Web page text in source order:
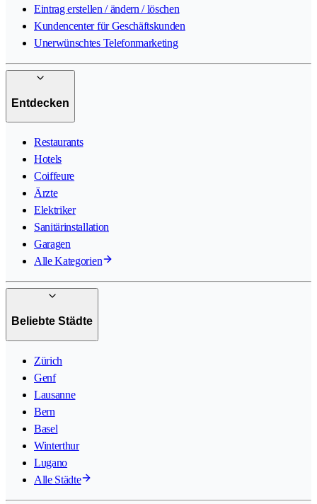
Eintrag erstellen / ändern / löschen
Kundencenter für Geschäftskunden
Unerwünschtes Telefonmarketing
Entdecken
Restaurants
Hotels
Coiffeure
Ärzte
Elektriker
Sanitärinstallation
Garagen
Alle Kategorien
Beliebte Städte
Zürich
Genf
Lausanne
Bern
Basel
Winterthur
Lugano
Alle Städte